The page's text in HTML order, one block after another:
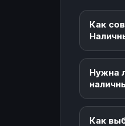
Как
Нужна
Как